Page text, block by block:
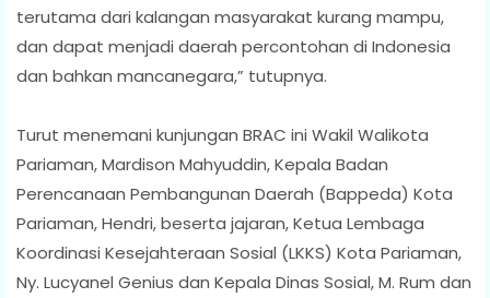
terutama dari kalangan masyarakat kurang mampu,
dan dapat menjadi daerah percontohan di Indonesia
dan bahkan mancanegara,” tutupnya.
Turut menemani kunjungan BRAC ini Wakil Walikota
Pariaman, Mardison Mahyuddin, Kepala Badan
Perencanaan Pembangunan Daerah (Bappeda) Kota
Pariaman, Hendri, beserta jajaran, Ketua Lembaga
Koordinasi Kesejahteraan Sosial (LKKS) Kota Pariaman,
Ny. Lucyanel Genius dan Kepala Dinas Sosial, M. Rum dan